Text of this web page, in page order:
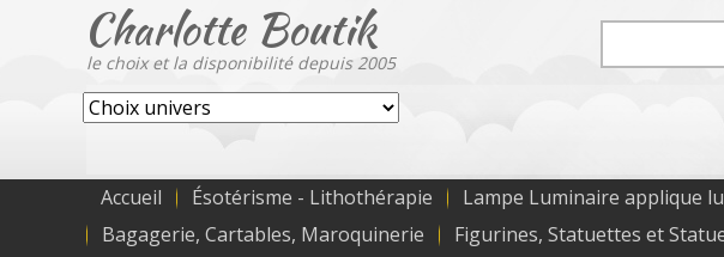
Charlotte Boutik
le choix et la disponibilité depuis 2005
Accueil Ésotérisme - Lithothérapie Lampe Luminaire applique
Bagagerie, Cartables, Maroquinerie
Figurines, Statuettes et